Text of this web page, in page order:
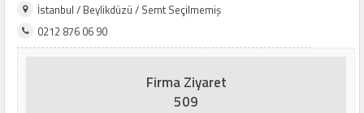
İstanbul / Beylikdüzü / Semt Seçilmemiş
0212 876 06 90
Firma Ziyaret
509